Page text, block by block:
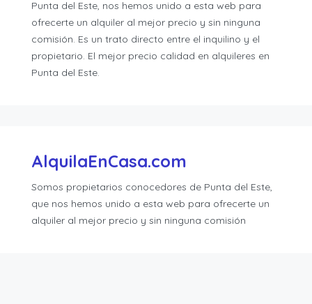
Punta del Este, nos hemos unido a esta web para
ofrecerte un alquiler al mejor precio y sin ninguna
comisión. Es un trato directo entre el inquilino y el
propietario. El mejor precio calidad en alquileres en
Punta del Este.
AlquilaEnCasa.com
Somos propietarios conocedores de Punta del Este,
que nos hemos unido a esta web para ofrecerte un
alquiler al mejor precio y sin ninguna comisión